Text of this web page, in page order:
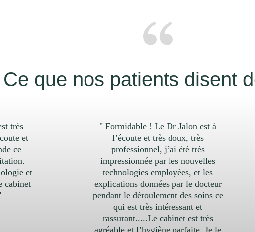
Ce que nos patients disent
très
et
ce
et
cabinet
" Formidable ! Le Dr Jalon est à
l’écoute et très doux, très
professionnel, j’ai été très
impressionnée par les nouvelles
technologies employées, et les
explications données par le docteur
pendant le déroulement des soins ce
qui est très intéressant et
rassurant.....Le cabinet est très
agréable et l’hygiène parfaite .Je le